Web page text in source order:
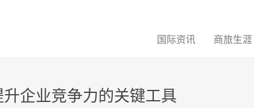
国际资讯 商旅生涯
企业竞争力的关键工具